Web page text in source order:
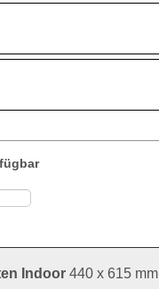
Indoor440 x 615 mm